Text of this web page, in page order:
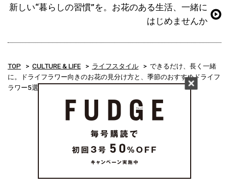
新しい“暮らしの習慣”を。お花のある生活、一緒に
はじめませんか
TOP CULTURE & LIFE ライフスタイル
できるだけ、長く一緒
に。ドライフラワー向きのお花の見分け方と、季節のおすすめドライフ
ラワー5選